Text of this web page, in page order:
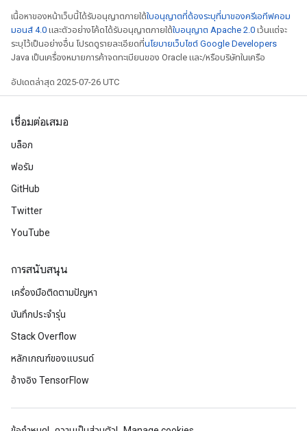
เนื้อหาของหน้าเว็บนี้ได้รับอนุญาตภายใต้ใบอนุญาตที่ต้องระบุที่มาของครีเอทีฟคอม
มอนส์ 4.0 และตัวอย่างโค้ดได้รับอนุญาตภายใต้ใบอนุญาต Apache 2.0 เว้นแต่จะ
ระบุไว้เป็นอย่างอื่น โปรดดูรายละเอียดที่นโยบายเว็บไซต์ Google Developers
Java เป็นเครื่องหมายการค้าจดทะเบียนของ Oracle และ/หรือบริษัทในเครือ
อัปเดตล่าสุด 2025-07-26 UTC
เชื่อมต่อเสมอ
บล็อก
ฟอรัม
GitHub
Twitter
YouTube
การสนับสนุน
เครื่องมือติดตามปัญหา
บันทึกประจำรุ่น
Stack Overflow
หลักเกณฑ์ของแบรนด์
อ้างอิง TensorFlow